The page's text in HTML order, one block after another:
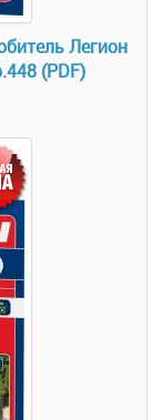
Легион
(PDF)